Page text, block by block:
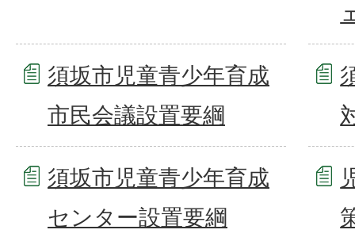
須坂市児童青少年育成
市民会議設置要綱
須坂市児童青少年育成
センター設置要綱